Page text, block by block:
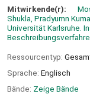
Mitwirkende(r):
Shukla, Pradyumn
Universität Karlsruhe.
Ressourcentyp:
Sprache: Englisch
Bände: Zeige Bände